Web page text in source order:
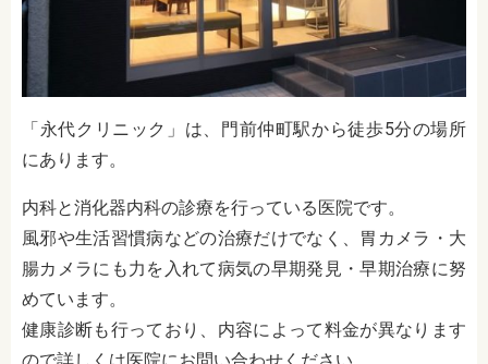
「永代クリニック」は、門前仲町駅から徒歩5分の場所
にあります。
内科と消化器内科の診療を行っている医院です。
風邪や生活習慣病などの治療だけでなく、胃カメラ・大
腸カメラにも力を入れて病気の早期発見・早期治療に努
めています。
健康診断も行っており、内容によって料金が異なります